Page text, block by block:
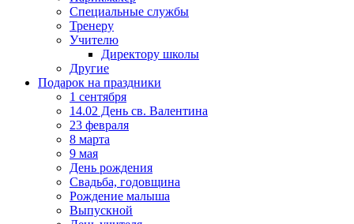
Специальные службы
Тренеру
Учителю
Директору школы
Другие
Подарок на праздники
1 сентября
14.02 День св. Валентина
23 февраля
8 марта
9 мая
День рождения
Свадьба, годовщина
Рождение малыша
Выпускной